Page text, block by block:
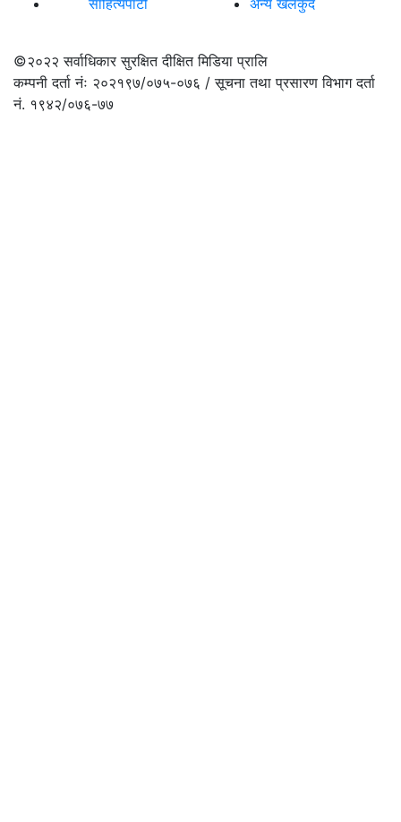
©२०२२सर्वाधिकार सुरक्षित दीक्षित मिडिया प्रालि
कम्पनी दर्ता नंः २०२१९७/०७५-०७६ / सूचना तथा प्रसारण विभाग दर्ता
नं. १९४२/०७६-७७